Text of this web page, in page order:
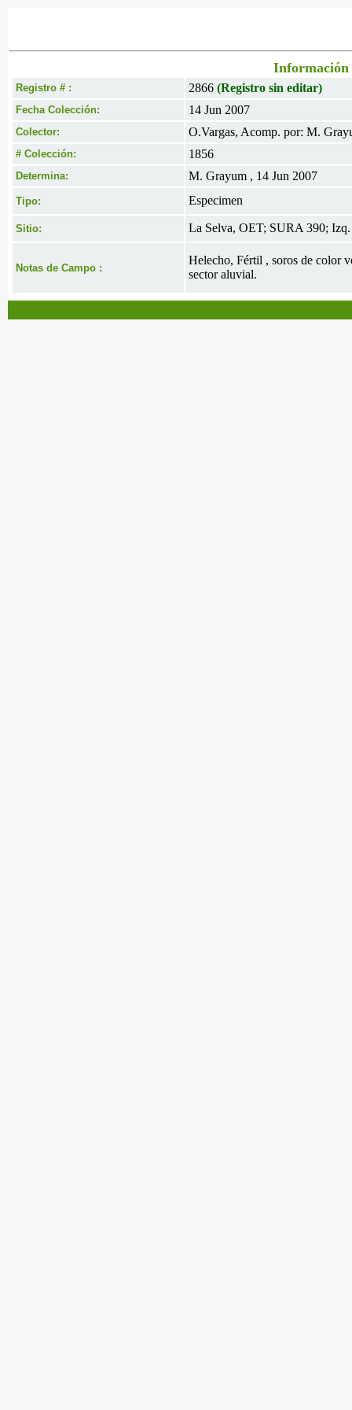
Información
Registro # : 2866 (Registro sin editar)
Fecha Colección: 14 Jun 2007
Colector: O.Vargas, Acomp. por: M.
# Colección: 1856
Determina: M. Grayum , 14 Jun 2007
Tipo: Especimen
Sitio: La Selva, OET; SURA 390;
Notas de Campo :
Helecho, Fértil , soros de color
sector aluvial.